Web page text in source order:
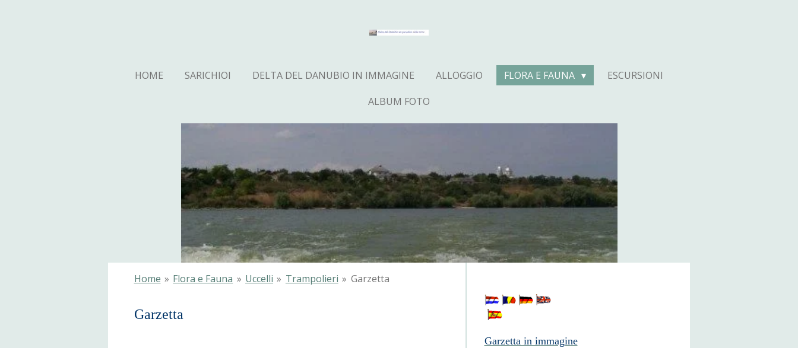
HOME SARICHIOI DELTA DEL DANUBIO IN IMMAGINE ALLOGGIO FLORA E FAUNA
ESCURSIONI
ALBUM FOTO
Home » Flora e Fauna » Uccelli » Trampolieri » Garzetta
Garzetta
Garzetta in immagine